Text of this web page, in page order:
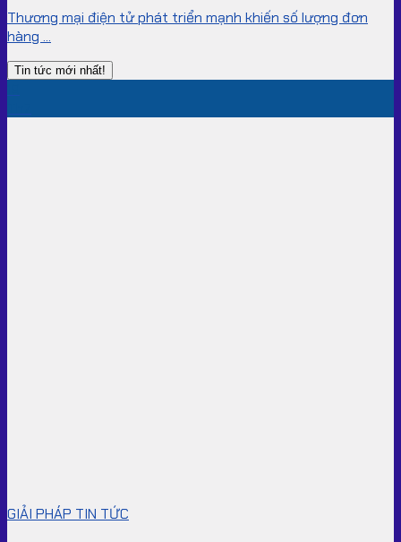
Thương mại điện tử phát triển mạnh khiến số lượng đơn
hàng ...
Tin tức mới nhất!
GIẢI PHÁP TIN TỨC